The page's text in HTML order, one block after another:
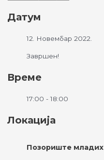
Датум
12. Новембар 2022.
Завршен!
Време
17:00 - 18:00
Локација
Позориште младих